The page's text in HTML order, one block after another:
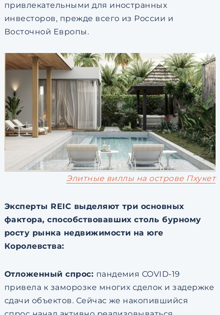
привлекательными для иностранных
инвесторов, прежде всего из России и
Восточной Европы.
Элитные виллы на острове Пхукет
Эксперты REIC выделяют три основных
фактора, способствовавших столь бурному
росту рынка недвижимости на юге
Королевства:
Отложенный спрос: пандемия COVID-19
привела к заморозке многих сделок и задержке
сдачи объектов. Сейчас же накопившийся